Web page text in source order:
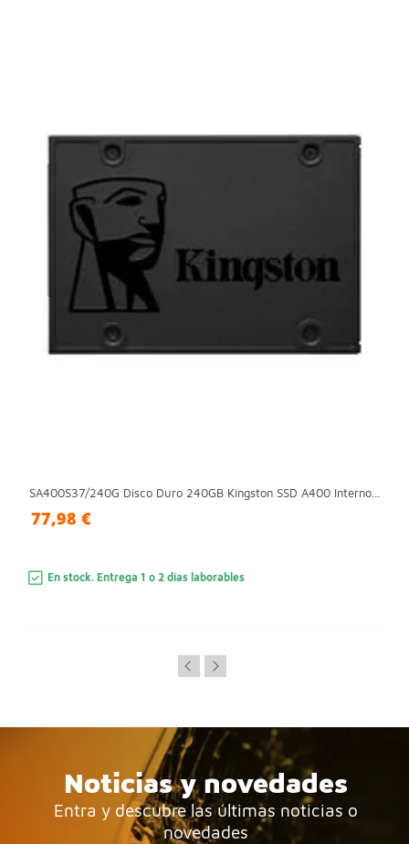
SA400S37/240G Disco Duro 240GB Kingston SSD A400 Interno...
77,98 €
En stock. Entrega 1 o 2 días laborables
Noticias y novedades
Entra y descubre las últimas noticias o
novedades